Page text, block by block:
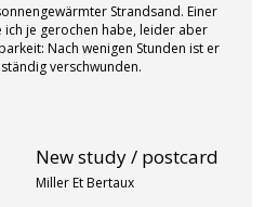
Strandsand. Einer
ich je gerochen habe, leider aber
Nach wenigen Stunden ist er
verschwunden.
New study / postcard
Miller Et Bertaux